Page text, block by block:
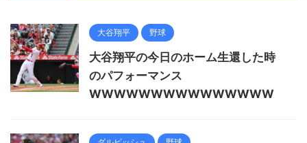
大谷翔平 野球
大谷翔平の今日のホーム生還した時
のパフォーマンス
WWWWWWWWWWWWWWW